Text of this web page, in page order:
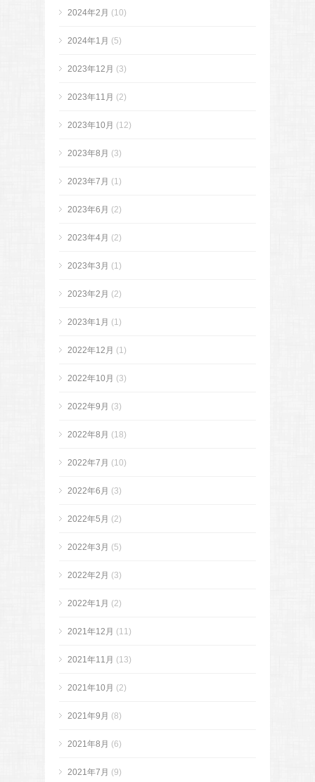
2024年2月 (10)
2024年1月 (5)
2023年12月 (3)
2023年11月 (2)
2023年10月 (12)
2023年8月 (3)
2023年7月 (1)
2023年6月 (2)
2023年4月 (2)
2023年3月 (1)
2023年2月 (2)
2023年1月 (1)
2022年12月 (1)
2022年10月 (3)
2022年9月 (3)
2022年8月 (18)
2022年7月 (10)
2022年6月 (3)
2022年5月 (2)
2022年3月 (5)
2022年2月 (3)
2022年1月 (2)
2021年12月 (11)
2021年11月 (13)
2021年10月 (2)
2021年9月 (8)
2021年8月 (6)
2021年7月 (9)